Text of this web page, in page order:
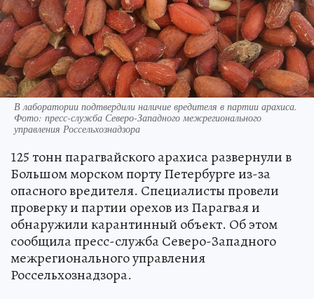
В лаборатории подтвердили наличие вредителя в партии арахиса.
Фото: пресс-служба Северо-Западного межрегионального
управления Россельхознадзора
125 тонн парагвайского арахиса развернули в
Большом морском порту Петербурге из-за
опасного вредителя. Специалисты провели
проверку и партии орехов из Парагвая и
обнаружили карантинный объект. Об этом
сообщила пресс-служба Северо-Западного
межрегионального управления
Россельхознадзора.